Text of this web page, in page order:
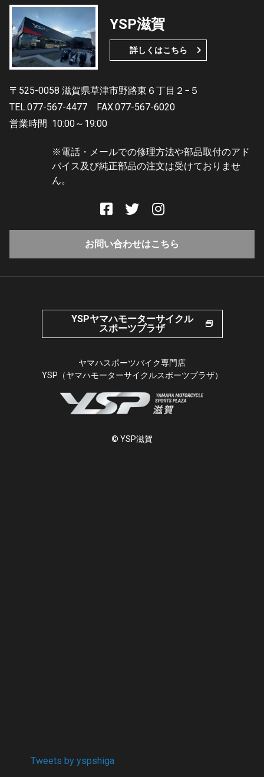
YSP滋賀
詳しくはこちら
〒525-0058 滋賀県草津市野路東６丁目２−５
TEL.077-567-4477
FAX.077-567-6020
営業時間 10:00～19:00
※電話・メールでの修理方法や部品取付のアド
バイス及び純正部品の注文は受けておりませ
ん。
お問い合わせはこちら
YSPヤマハモーターサイクル
スポーツプラザ
ヤマハスポーツバイク専門店
YSP（ヤマハモーターサイクルスポーツプラザ）
© YSP滋賀
Tweets by yspshiga